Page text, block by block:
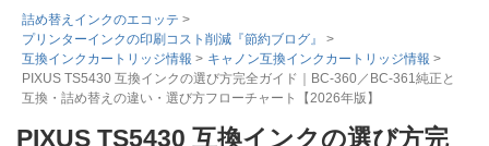
エプソンインク
ブラザーインク
詰め替えインク
詰め替えインクのエコッテ >
プリンターインクの印刷コスト削減『節約ブログ』
>
互換インクカートリッジ情報 > キャノン互換インクカートリッジ情報 >
PIXUS TS5430 互換インクの選び方完全ガイド｜BC-360／BC-361純正と
互換・詰め替えの違い・選び方フローチャート【2026年版】
PIXUS TS5430 互換インクの選び方完